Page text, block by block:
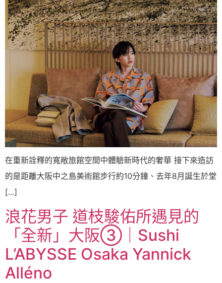
在重新詮釋的寬敞旅館空間中體驗新時代的奢華 接下來造訪
的是距離大阪中之島美術館步行約10分鐘、去年8月誕生於堂
[…]
浪花男子 道枝駿佑所遇見的
「全新」大阪③｜Sushi
L’ABYSSE Osaka Yannick
Alléno